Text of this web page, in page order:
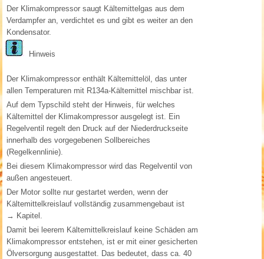
Der Klimakompressor saugt Kältemittelgas aus dem
Verdampfer an, verdichtet es und gibt es weiter an den
Kondensator.
Hinweis
Der Klimakompressor enthält Kältemittelöl, das unter
allen Temperaturen mit R134a-Kältemittel mischbar ist.
Auf dem Typschild steht der Hinweis, für welches
Kältemittel der Klimakompressor ausgelegt ist. Ein
Regelventil regelt den Druck auf der Niederdruckseite
innerhalb des vorgegebenen Sollbereiches
(Regelkennlinie).
Bei diesem Klimakompressor wird das Regelventil von
außen angesteuert.
Der Motor sollte nur gestartet werden, wenn der
Kältemittelkreislauf vollständig zusammengebaut ist
→ Kapitel.
Damit bei leerem Kältemittelkreislauf keine Schäden am
Klimakompressor entstehen, ist er mit einer gesicherten
Ölversorgung ausgestattet. Das bedeutet, dass ca. 40